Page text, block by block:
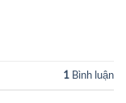
1 Bình luận